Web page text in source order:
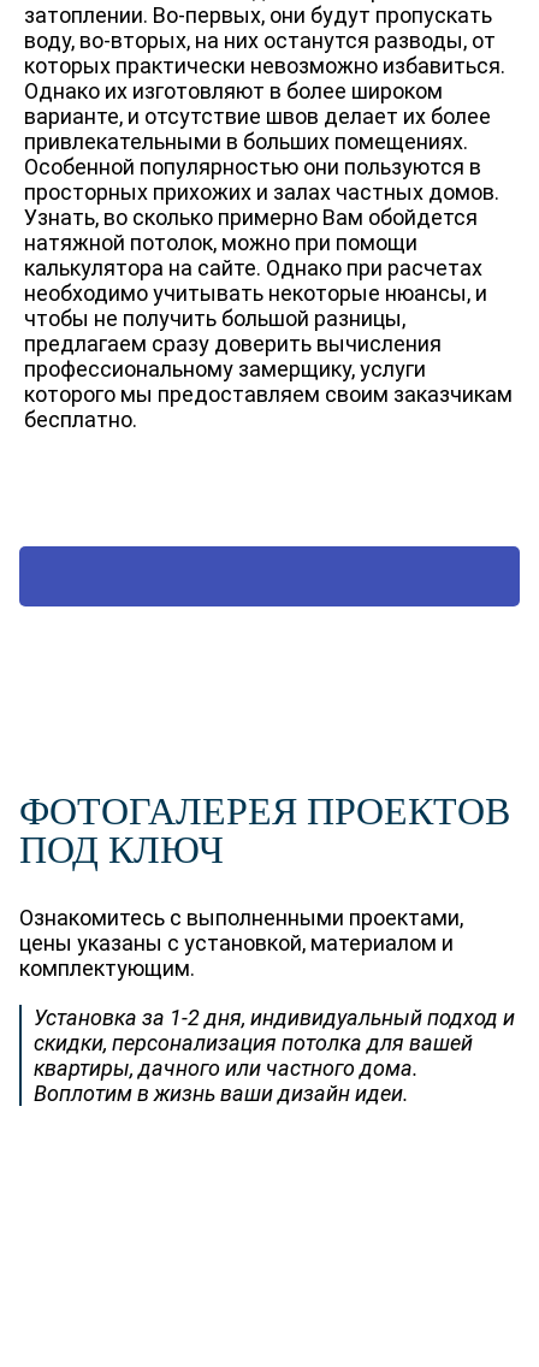
затоплении. Во-первых, они будут пропускать
воду, во-вторых, на них останутся разводы, от
которых практически невозможно избавиться.
Однако их изготовляют в более широком
варианте, и отсутствие швов делает их более
привлекательными в больших помещениях.
Особенной популярностью они пользуются в
просторных прихожих и залах частных домов.
Узнать, во сколько примерно Вам обойдется
натяжной потолок, можно при помощи
калькулятора на сайте. Однако при расчетах
необходимо учитывать некоторые нюансы, и
чтобы не получить большой разницы,
предлагаем сразу доверить вычисления
профессиональному замерщику, услуги
которого мы предоставляем своим заказчикам
бесплатно.
ФОТОГАЛЕРЕЯ ПРОЕКТОВ
ПОД КЛЮЧ
Ознакомитесь с выполненными проектами,
цены указаны с установкой, материалом и
комплектующим.
Установка за 1-2 дня, индивидуальный подход и
скидки, персонализация потолка для вашей
квартиры, дачного или частного дома.
Воплотим в жизнь ваши дизайн идеи.